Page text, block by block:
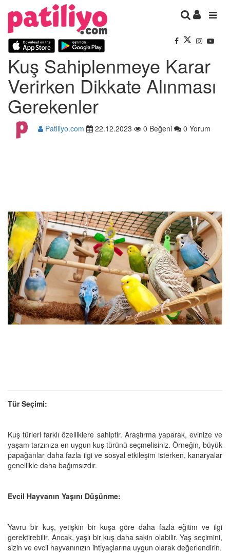
Kuş Sahiplenmeye Karar
Verirken Dikkate Alınması
Gerekenler
Patiliyo.com 22.12.2023 0 Beğeni 0 Yorum
Tür Seçimi:
Kuş türleri farklı özelliklere sahiptir. Araştırma yaparak, evinize ve
yaşam tarzınıza en uygun kuş türünü seçmelisiniz. Örneğin, büyük
papağanlar daha fazla ilgi ve sosyal etkileşim isterken, kanaryalar
genellikle daha bağımsızdır.
Evcil Hayvanın Yaşını Düşünme:
Yavru bir kuş, yetişkin bir kuşa göre daha fazla eğitim ve ilgi
gerektirebilir. Ancak, yaşlı bir kuş daha sakin olabilir. Yaş seçimini,
sizin ve evcil hayvanınızın ihtiyaçlarına uygun olarak değerlendirin.